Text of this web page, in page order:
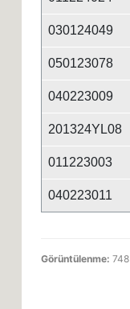
030124049
050123078
040223009
201324YL08
011223003
040223011
Görüntülenme: 748